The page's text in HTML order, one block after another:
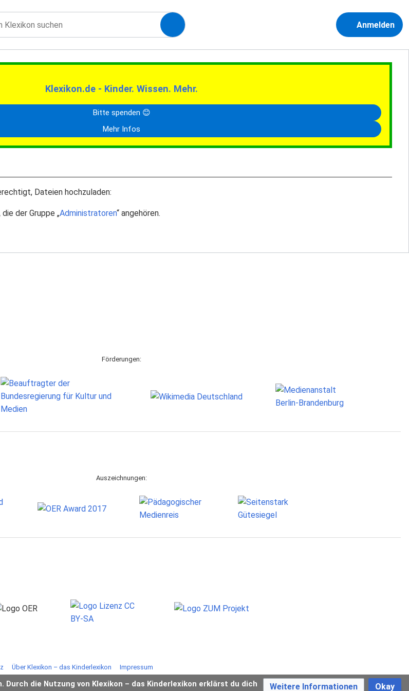
Anmelden
Klexikon.de - Kinder. Wissen. Mehr.
Bitte spenden 😊
Mehr Infos
Dateien hochzuladen:
der Gruppe „Administratoren“ angehören.
die Nutzung von Klexikon – das Kinderlexikon erklärst du dich Weitere Informationen Okay
Förderungen:
Auszeichnungen:
Über Klexikon – das Kinderlexikon Impressum